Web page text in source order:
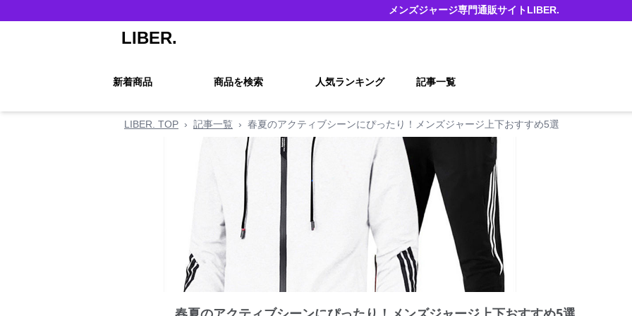
メンズジャージ専門通販サイトLIBER.
LIBER.
新着商品 商品を検索 人気ランキング 記事一覧
LIBER. TOP › 記事一覧 › 春夏のアクティブシーンにぴったり！メンズジャージ上下おすすめ5選